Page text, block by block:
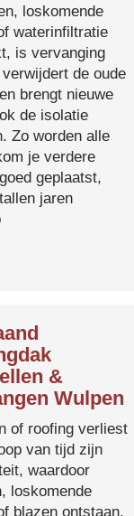
loskomende
waterinfiltratie
is vervanging
de oude
brengt nieuwe
de isolatie
Zo worden alle
je verdere
geplaatst,
jaren
&
Wulpen
of roofing verliest
van tijd zijn
waardoor
loskomende
blazen ontstaan.